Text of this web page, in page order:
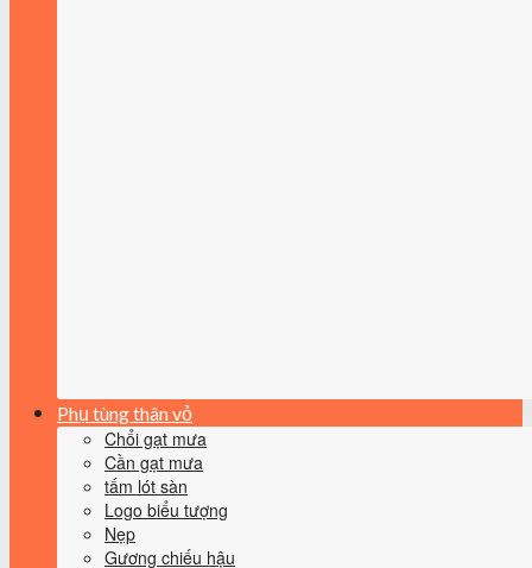
Phụ tùng thân vỏ
Chổi gạt mưa
Cần gạt mưa
tấm lót sàn
Logo biểu tượng
Nẹp
Gương chiếu hậu